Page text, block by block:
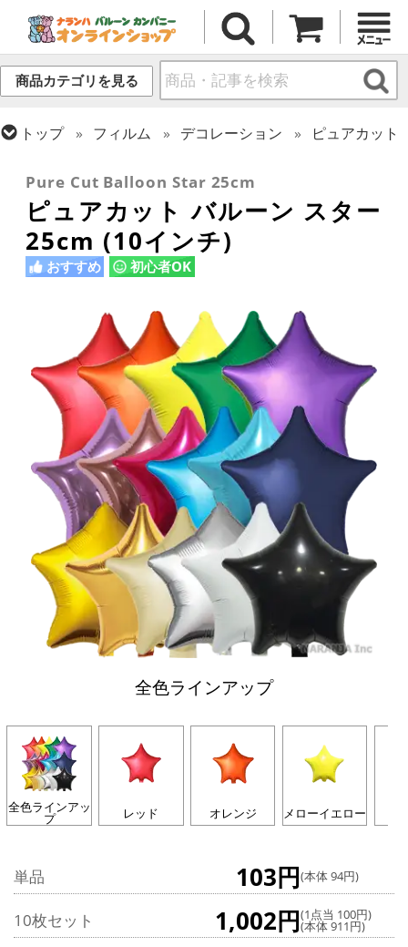
商品カテゴリを見る
トップ フィルム デコレーション
ピュアカット
無地フィルム(ヘリウム非対応)
Pure Cut Balloon Star 25cm
ピュアカット バルーン スター
25cm (10インチ)
おすすめ 初心者OK
全色ラインアップ
全色ラインアッ
プ レッド オレンジ メローイエロー
単品 103円(本体 94円)
10枚セット 1,002円(1点当 100円)
(本体 911円)